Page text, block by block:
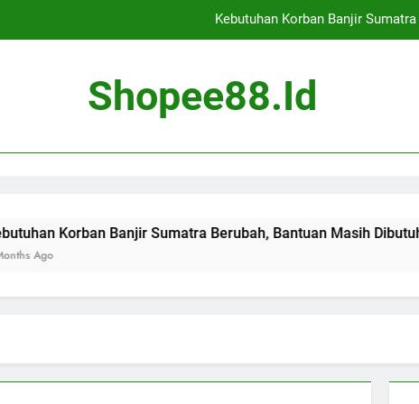
Kebutuhan Korban Banjir
Banjir Landa
Banjir Landa
Shopee88.id
Banjir Sumatra Berubah, Bantuan Masih Dibutuhkan